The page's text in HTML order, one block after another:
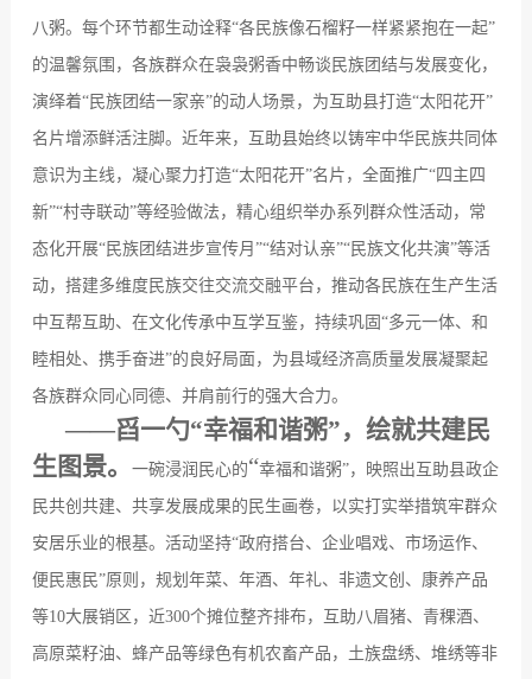
八粥。每个环节都生动诠释“各民族像石榴籽一样紧紧抱在一起”
的温馨氛围，各族群众在袅袅粥香中畅谈民族团结与发展变化，
演绎着“民族团结一家亲”的动人场景，为互助县打造“太阳花开”
名片增添鲜活注脚。近年来，互助县始终以铸牢中华民族共同体
意识为主线，凝心聚力打造“太阳花开”名片，全面推广“四主四
新”“村寺联动”等经验做法，精心组织举办系列群众性活动，常
态化开展“民族团结进步宣传月 ”“结对认亲”“民族文化共演”等活
动，搭建多维度民族交往交流交融平台，推动各民族在生产生活
中互帮互助、在文化传承中互学互鉴，持续巩固“多元一体、和
睦相处、携手奋进”的良好局面，为县域经济高质量发展凝聚起
各族群众同心同德、并肩前行的强大合力。
——舀一勺“幸福和谐粥”，绘就共建民
生图景。 一碗浸润民心的“幸福和谐粥”，映照出互助县政企
民共创共建、共享发展成果的民生画卷，以实打实举措筑牢群众
安居乐业的根基。活动坚持“政府搭台、企业唱戏、市场运作、
便民惠民”原则，规划年菜、年酒、年礼、非遗文创、康养产品
等10大展销区，近300个摊位整齐排布，互助八眉猪、青稞酒、
高原菜籽油、蜂产品等绿色有机农畜产品，土族盘绣、堆绣等非